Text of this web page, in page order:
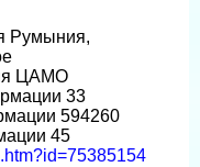
Румыния,
ЦАМО
33
594260
45